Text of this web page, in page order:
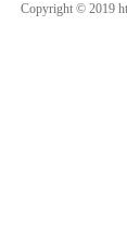
Copyright © 2019